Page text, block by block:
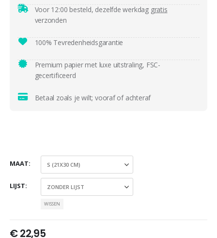
Voor 12:00 besteld, dezelfde werkdag gratis
verzonden
100% Tevredenheidsgarantie
Premium papier met luxe uitstraling, FSC-
gecertificeerd
Betaal zoals je wilt; vooraf of achteraf
MAAT
LIJST
WISSEN
€22,95